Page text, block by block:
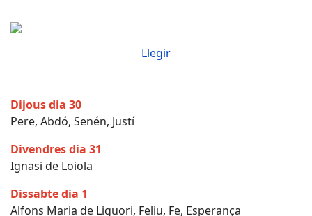
Llegir
Dijous dia 30
Pere, Abdó, Senén, Justí
Divendres dia 31
Ignasi de Loiola
Dissabte dia 1
Alfons Maria de Liguori, Feliu, Fe, Esperança